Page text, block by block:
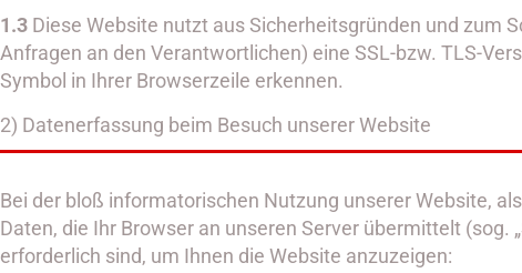
1.3 Diese Website nutzt aus Sicherheitsgründen und zum
Anfragen an den Verantwortlichen) eine SSL-bzw. TLS-
Symbol in Ihrer Browserzeile erkennen.
2) Datenerfassung beim Besuch unserer Website
Bei der bloß informatorischen Nutzung unserer Website,
Daten, die Ihr Browser an unseren Server übermittelt
erforderlich sind, um Ihnen die Website anzuzeigen: